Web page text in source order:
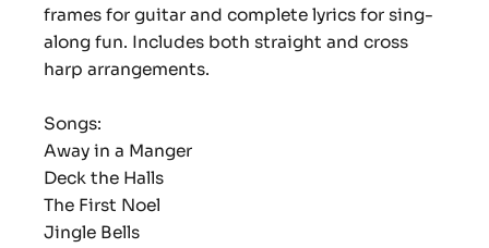
frames for guitar and complete lyrics for sing-
along fun. Includes both straight and cross
harp arrangements.
Songs:
Away in a Manger
Deck the Halls
The First Noel
Jingle Bells